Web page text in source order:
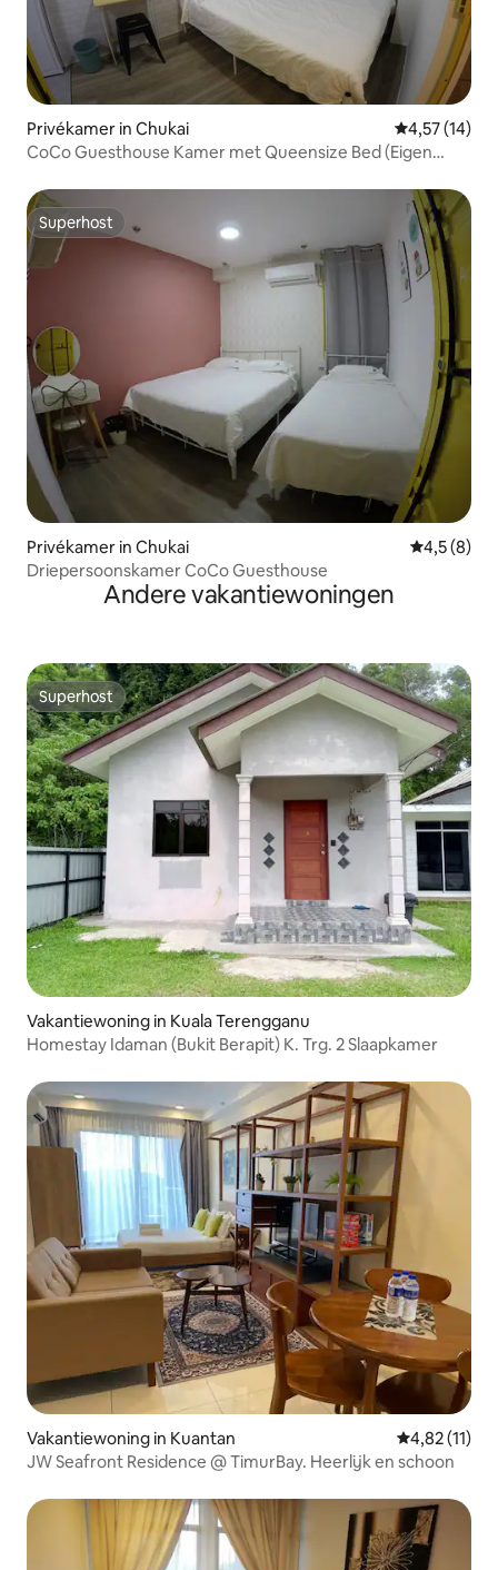
Privékamer in Chukai Gemiddelde
4,57 (14)
CoCo Guesthouse Kamer met Queensize Bed (Eigen
Superhost
Superhost
Privékamer in Chukai
4,5 (8)
Driepersoonskamer CoCo Guesthouse
Andere vakantiewoningen
Superhost
Superhost
Vakantiewoning in Kuala Terengganu
Homestay Idaman (Bukit Berapit) K. Trg. 2 Slaapkamer
Vakantiewoning in Kuantan Gemiddelde
4,82 (11)
JW Seafront Residence @ TimurBay. Heerlijk en schoon